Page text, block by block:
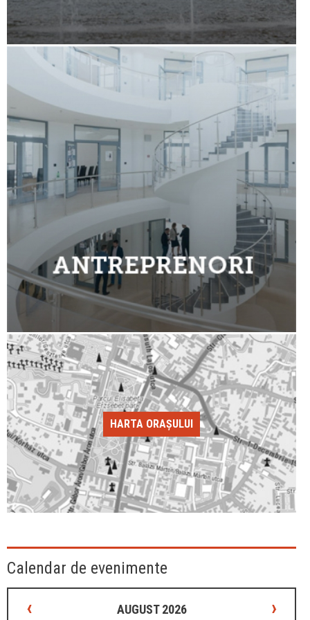
HARTA ORAȘULUI
Calendar de evenimente
‹ AUGUST 2026 ›